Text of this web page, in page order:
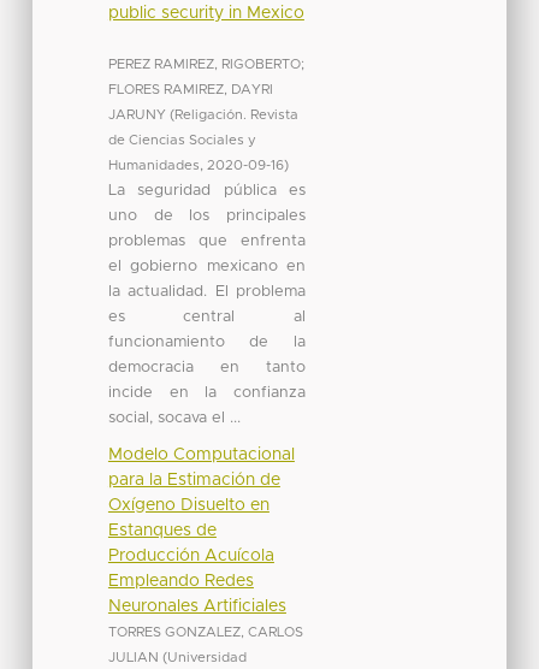
public security in Mexico
PEREZ RAMIREZ, RIGOBERTO;
FLORES RAMIREZ, DAYRI
JARUNY (Religación. Revista
de Ciencias Sociales y
Humanidades
2020-09-16)
La seguridad pública es
uno de los principales
problemas que enfrenta
el gobierno mexicano en
la actualidad. El problema
es central al
funcionamiento de la
democracia en tanto
incide en la confianza
social, socava el ...
Modelo Computacional
para la Estimación de
Oxígeno Disuelto en
Estanques de
Producción Acuícola
Empleando Redes
Neuronales Artificiales
TORRES GONZALEZ, CARLOS
JULIAN (Universidad